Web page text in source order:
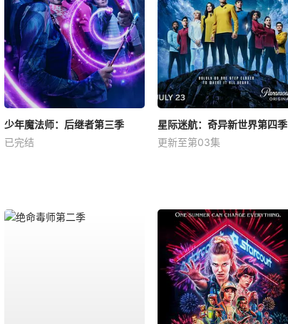
少年魔法师：后继者第三季
已完结
星际迷航：奇异新世界第四季
更新至第03集